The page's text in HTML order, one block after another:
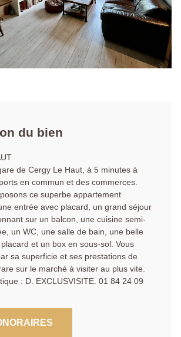
du bien
de Cergy Le Haut, à 5 minutes à
en commun et des commerces.
ce superbe appartement
entrée avec placard, un grand séjour
sur un balcon, une cuisine semi-
un WC, une salle de bain, une belle
et un box en sous-sol. Vous
sa superficie et ses prestations de
sur le marché à visiter au plus vite.
: D. EXCLUSVISITE. 01 84 24 09